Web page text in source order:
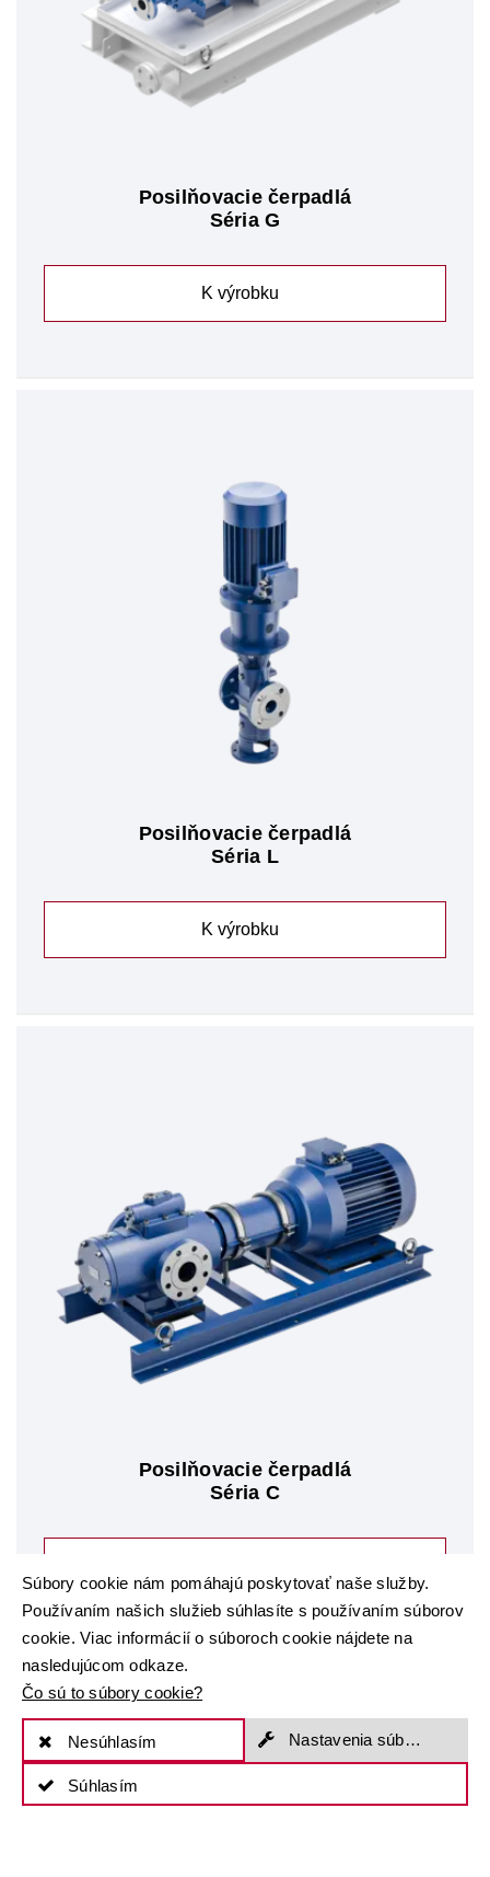
Posilňovacie čerpadlá
Séria G
K výrobku
Posilňovacie čerpadlá
Séria L
K výrobku
Posilňovacie čerpadlá
Séria C
Súbory cookie nám pomáhajú poskytovať naše služby.
Používaním našich služieb súhlasíte s používaním súborov
cookie. Viac informácií o súboroch cookie nájdete na
nasledujúcom odkaze.
Čo sú to súbory cookie?
Nesúhlasím Nastavenia súborov cookie
Súhlasím